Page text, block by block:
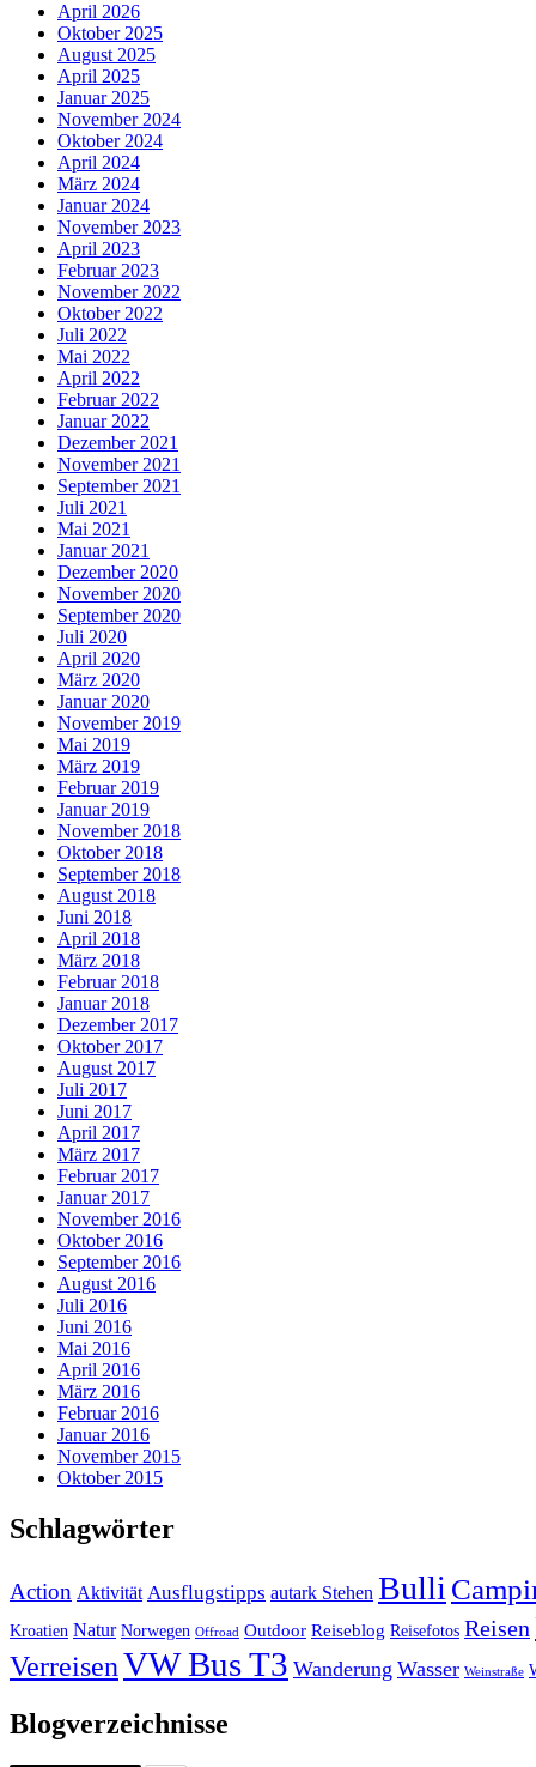
April 2026
Oktober 2025
August 2025
April 2025
Januar 2025
November 2024
Oktober 2024
April 2024
März 2024
Januar 2024
November 2023
April 2023
Februar 2023
November 2022
Oktober 2022
Juli 2022
Mai 2022
April 2022
Februar 2022
Januar 2022
Dezember 2021
November 2021
September 2021
Juli 2021
Mai 2021
Januar 2021
Dezember 2020
November 2020
September 2020
Juli 2020
April 2020
März 2020
Januar 2020
November 2019
Mai 2019
März 2019
Februar 2019
Januar 2019
November 2018
Oktober 2018
September 2018
August 2018
Juni 2018
April 2018
März 2018
Februar 2018
Januar 2018
Dezember 2017
Oktober 2017
August 2017
Juli 2017
Juni 2017
April 2017
März 2017
Februar 2017
Januar 2017
November 2016
Oktober 2016
September 2016
August 2016
Juli 2016
Juni 2016
Mai 2016
April 2016
März 2016
Februar 2016
Januar 2016
November 2015
Oktober 2015
Schlagwörter
Action Aktivität Ausflugstipps autark Stehen Bulli
Kroatien Natur Norwegen Offroad Outdoor Reiseblog Reisefotos Reisen
VerreisenVW Bus T3 Wanderung Wasser Weinstraße
Blogverzeichnisse